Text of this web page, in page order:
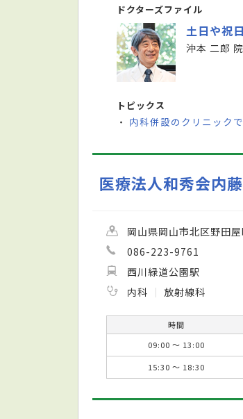
ドクターズファイル
土日や祝
沖本 二郎
トピックス
・ 内科併設のクリニック
医療法人和秀会内
岡山県岡山市北区野田
086-223-9761
西川緑道公園駅
内科
放射線科
時間
09:00 ～ 13:00
15:30 ～ 18:30